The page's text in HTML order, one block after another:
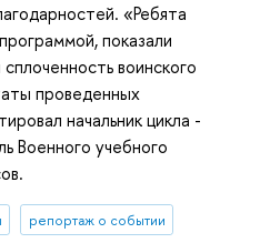
«Ребята
показали
воинского
проведенных
начальник цикла -
Военного учебного
репортаж о событии